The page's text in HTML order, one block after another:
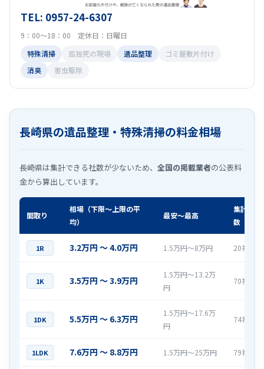
TEL: 0957-24-6307
9：00～18：00 定休日：日曜日
特殊清掃
孤独死の現場 遺品整理
ゴミ屋敷片付け
消臭
害虫駆除
長崎県の遺品整理・特殊清掃の料金相場
長崎県は集計できる社数が少ないため、 全国の掲載業者の公表料
金から算出しています。
間取り
相場（下限〜上限の平
均）
最安〜最高
集計社
数
1R 3.2万円 〜 4.0万円 1.5万円〜8万円 20社
1K 3.5万円 〜 3.9万円
1.5万円〜13.2万
円
70社
1DK 5.5万円 〜 6.3万円
1.5万円〜17.6万
円
74社
1LDK 7.6万円 〜 8.8万円 1.5万円〜25万円 79社